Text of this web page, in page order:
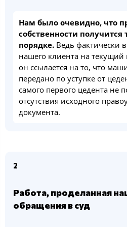
Нам было очевидно, что
собственности получится
порядке. Ведь фактически
нашего клиента на
он ссылается на то, что
передано по уступке от
самого первого цедента не
отсутствия исходного
документа.
2
Работа, проделанная
обращения в суд